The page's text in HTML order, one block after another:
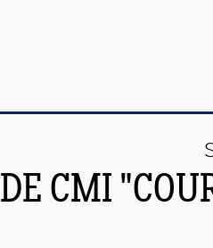
DE CMI